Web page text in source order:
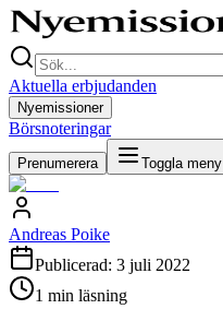
Aktuella erbjudanden
Nyemissioner
Börsnoteringar
Prenumerera Toggla meny
Andreas Poike
Publicerad: 3 juli 2022
1 min läsning